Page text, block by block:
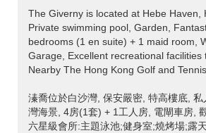
The Giverny is located at Hebe Haven,
Private swimming pool, Garden,
bedrooms (1 en suite) + 1 maid room,
Garage, Excellent recreational facilities
Nearby The Hong Kong Golf and
溱喬位於白沙灣, 保安嚴密, 特高樓底,
灣海景, 4房(1套) + 1工人房, 電閘車房,
六星級會所:主題泳池;健身室;燒烤場;露